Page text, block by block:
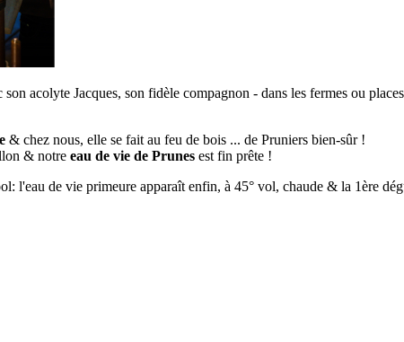
son acolyte Jacques, son fidèle compagnon - dans les fermes ou
& chez nous, elle se fait au feu de bois ... de Pruniers bien-sûr !
& notre eau de vie de Prunes est fin prête !
l'eau de vie primeure apparaît enfin, à 45° vol, chaude & la 1ère